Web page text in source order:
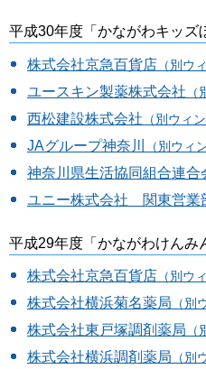
平成30年度「かながわキッズ
株式会社京急百貨店 （別ウ
ユースキン製薬株式会社
西松建設株式会社 （別ウィ
JAグループ神奈川 （別ウィ
神奈川県生活協同組合連合
ユニー株式会社 関東営業
平成29年度「かながわけんみ
株式会社京急百貨店 （別ウ
株式会社横浜菊名薬局 （別
株式会社東戸塚調剤薬局
株式会社横浜調剤薬局 （別